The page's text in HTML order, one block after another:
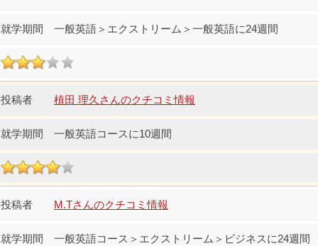
一般英語＞エクストリーム＞一般英語に24週間
植田 理久さんのクチコミ情報
一般英語コースに10週間
M.Tさんのクチコミ情報
一般英語コース＞エクストリーム＞ビジネスに24週間